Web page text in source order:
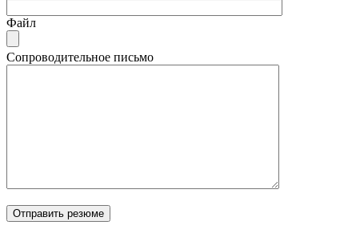
Файл
Сопроводительное письмо